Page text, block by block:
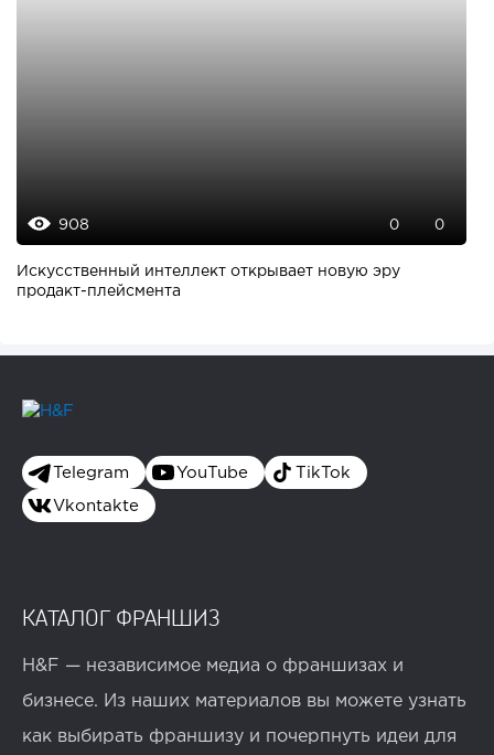
908 0 0
Искусственный интеллект открывает новую эру
продакт-плейсмента
Telegram YouTube TikTok
Vkontakte
КАТАЛОГ ФРАНШИЗ
H&F — независимое медиа о франшизах и
бизнесе. Из наших материалов вы можете узнать
как выбирать франшизу и почерпнуть идеи для